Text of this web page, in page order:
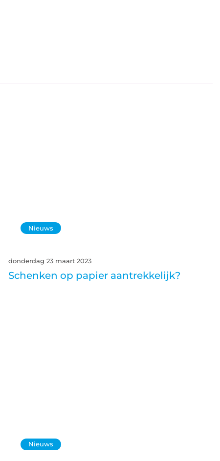
Nieuws
donderdag 23 maart 2023
Schenken op papier aantrekkelijk?
Nieuws